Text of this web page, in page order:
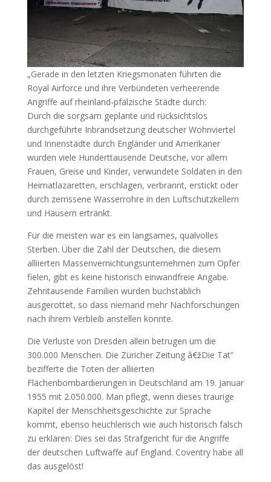
„Gerade in den letzten Kriegsmonaten führten die
Royal Airforce und ihre Verbündeten verheerende
Angriffe auf rheinland-pfälzische Städte durch:
Durch die sorgsam geplante und rücksichtslos
durchgeführte Inbrandsetzung deutscher Wohnviertel
und Innenstädte durch Engländer und Amerikaner
wurden viele Hunderttausende Deutsche, vor allem
Frauen, Greise und Kinder, verwundete Soldaten in den
Heimatlazaretten, erschlagen, verbrannt, erstickt oder
durch zerrissene Wasserrohre in den Luftschutzkellern
und Häusern ertränkt.
Für die meisten war es ein langsames, qualvolles
Sterben. Über die Zahl der Deutschen, die diesem
alliierten Massenvernichtungsunternehmen zum Opfer
fielen, gibt es keine historisch einwandfreie Angabe.
Zehntausende Familien wurden buchstäblich
ausgerottet, so dass niemand mehr Nachforschungen
nach ihrem Verbleib anstellen konnte.
Die Verluste von Dresden allein betrugen um die
300.000 Menschen. Die Züricher Zeitung â€žDie Tat“
bezifferte die Toten der alliierten
Flächenbombardierungen in Deutschland am 19. Januar
1955 mit 2.050.000. Man pflegt, wenn dieses traurige
Kapitel der Menschheitsgeschichte zur Sprache
kommt, ebenso heuchlerisch wie auch historisch falsch
zu erklären: Dies sei das Strafgericht für die Angriffe
der deutschen Luftwaffe auf England. Coventry habe all
das ausgelöst!